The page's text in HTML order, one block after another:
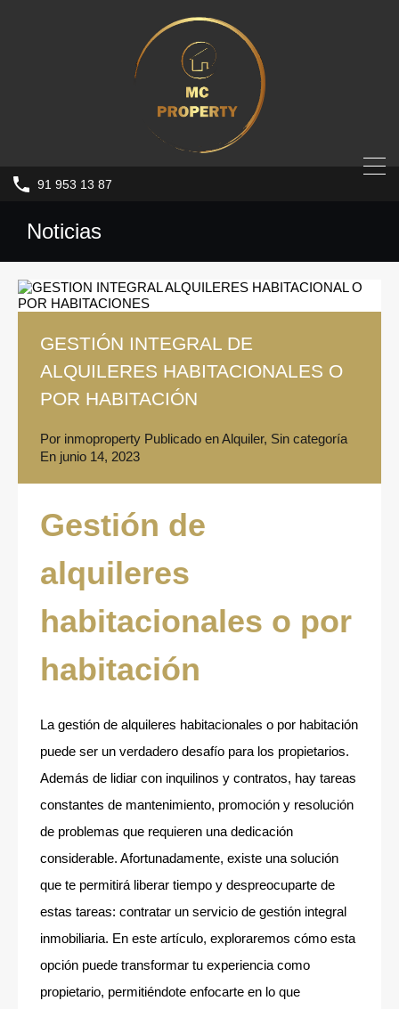
91 953 13 87
Noticias
GESTIÓN INTEGRAL DE
ALQUILERES HABITACIONALES O
POR HABITACIÓN
Por inmoproperty Publicado enAlquiler, Sin categoría
En junio 14, 2023
Gestión de
alquileres
habitacionales o por
habitación
La gestión de alquileres habitacionales o por habitación
puede ser un verdadero desafío para los propietarios.
Además de lidiar con inquilinos y contratos, hay tareas
constantes de mantenimiento, promoción y resolución
de problemas que requieren una dedicación
considerable. Afortunadamente, existe una solución
que te permitirá liberar tiempo y despreocuparte de
estas tareas: contratar un servicio de gestión integral
inmobiliaria. En este artículo, exploraremos cómo esta
opción puede transformar tu experiencia como
propietario, permitiéndote enfocarte en lo que